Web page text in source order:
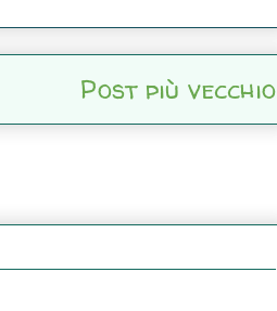
Post più vecchio